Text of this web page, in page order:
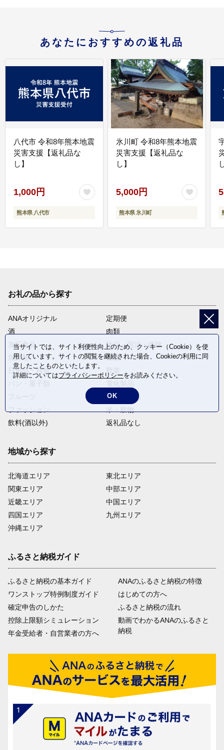
あなたにおすすめの返礼品
八代市 令和8年熊本地震
災害支援【返礼品な
し】
1,000円
熊本県 八代市
氷川町 令和8年熊本地震
災害支援【返礼品な
し】
5,000円
熊本県 氷川町
お礼の品から探す
ANAオリジナル
定期便
酒
肉類
加工食品
旅行・宿泊・体験
魚介類
麺類
日用品・雑貨
卵・乳製品
飲料(酒以外)
返礼品なし
地域から探す
北海道エリア
関東エリア
近畿エリア
四国エリア
沖縄エリア
東北エリア
中部エリア
中国エリア
九州エリア
ふるさと納税ガイド
ふるさと納税の基本ガイド
ワンストップ特例制度ガイド
確定申告のしかた
控除上限額シミュレーション
年金受給者・自営業者の方へ
ANAのふるさと納税の特徴
はじめての方へ
ふるさと納税の流れ
動画でわかるANAのふるさと
納税
当サイトでは、サイト利便性向上のため、クッキー（Cookie）を使
用しています。サイトの閲覧を継続された場合、Cookieの利用に同
意したことものといたします。
詳細についてはプライバシーポリシーをお読みください。
OK